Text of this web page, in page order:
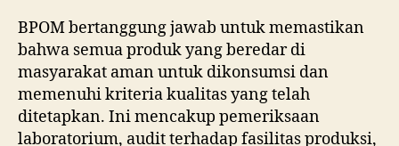
BPOM bertanggung jawab untuk memastikan
bahwa semua produk yang beredar di
masyarakat aman untuk dikonsumsi dan
memenuhi kriteria kualitas yang telah
ditetapkan. Ini mencakup pemeriksaan
laboratorium, audit terhadap fasilitas produksi,